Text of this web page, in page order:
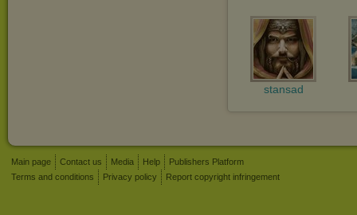
stansad
Main page Contact us Media Help
Publishers Platform
Terms and conditions
Privacy policy Report copyright infringement